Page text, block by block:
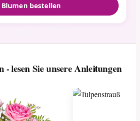
Blumen bestellen
- lesen Sie unsere Anleitungen